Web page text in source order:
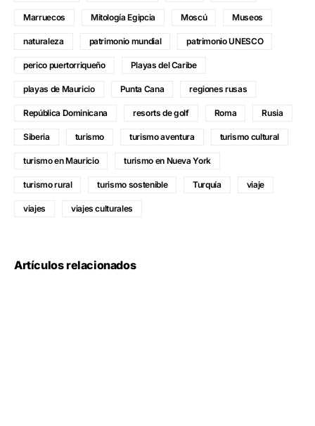
Marruecos Mitología Egipcia Moscú Museos
naturaleza patrimonio mundial patrimonio UNESCO
perico puertorriqueño Playas del Caribe
playas de Mauricio Punta Cana regiones rusas
República Dominicana resorts de golf Roma Rusia
Siberia turismo turismo aventura turismo cultural
turismo en Mauricio turismo en Nueva York
turismo rural turismo sostenible Turquía viaje
viajes viajes culturales
Artículos relacionados